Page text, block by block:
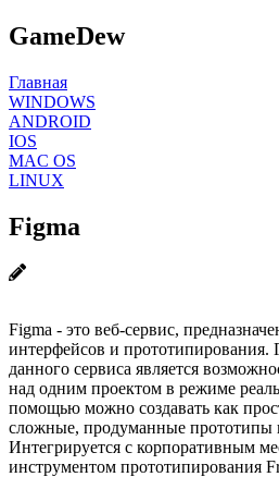
GameDew
Главная
WINDOWS
ANDROID
IOS
MAC OS
LINUX
Figma
Figma - это веб-сервис,
интерфейсов и
данного сервиса является
над одним проектом в режиме
помощью можно создавать как
сложные, продуманные прототипы
Интегрируется с корпоративным
инструментом прототипирования